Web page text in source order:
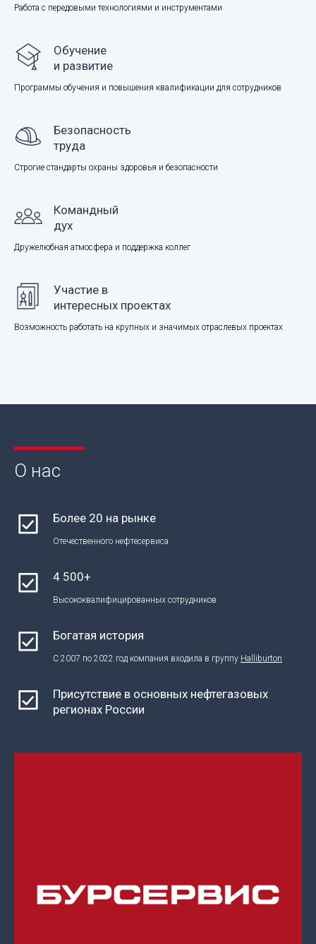
Работа с передовыми технологиями и инструментами
Обучение
и развитие
Программы обучения и повышения квалификации для сотрудников
Безопасность
труда
Строгие стандарты охраны здоровья и безопасности
Командный
дух
Дружелюбная атмосфера и поддержка коллег
Участие в
интересных проектах
Возможность работать на крупных и значимых отраслевых проектах
О нас
Более 20 на рынке
Отечественного нефтесервиса
4 500+
Высококвалифицированных сотрудников
Богатая история
С 2007 по 2022 год компания входила в группу Halliburton
Присутствие в основных нефтегазовых
регионах России